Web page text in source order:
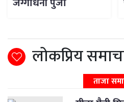
लोकप्रिय
ताजा